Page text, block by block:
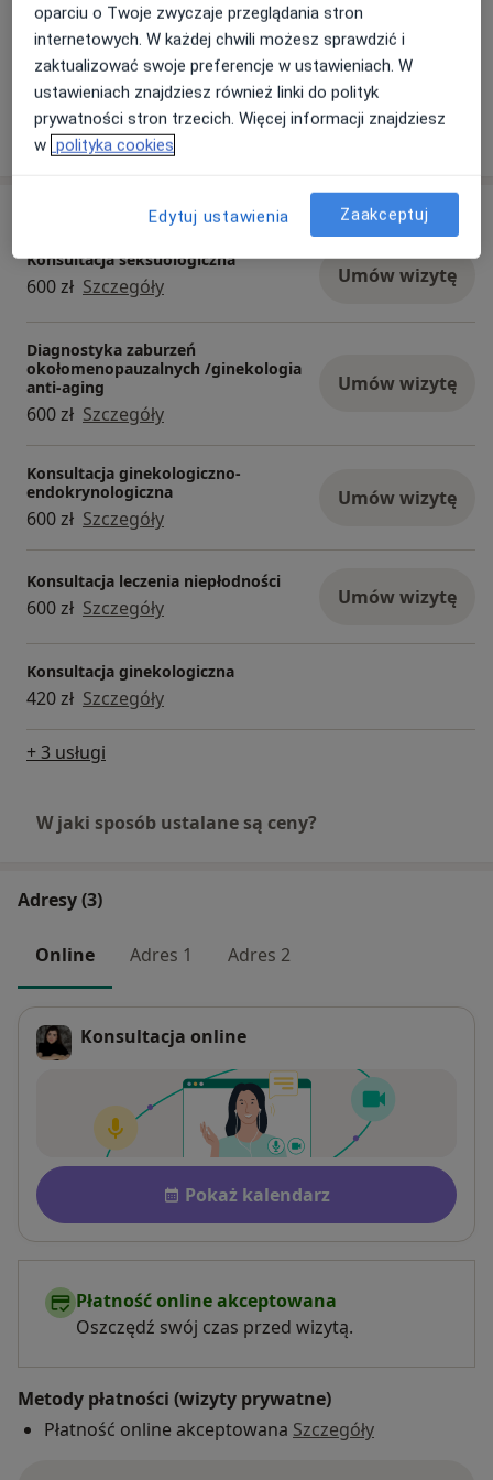
lekarz rodzinny, hematolog, ultrasonografista,
pediatra, ortopeda dziecięcy, endokrynolog,
diabetolog, urolog, androlog, seksuolog i wielu
innych.
31/03/2026
Konsultacja seksuologiczna
600 zł Szczegóły Umów wizytę
Diagnostyka zaburzeń
okołomenopauzalnych /ginekologia
anti-aging
600 zł Szczegóły
Umów wizytę
Konsultacja ginekologiczno-
endokrynologiczna
600 zł Szczegóły
Umów wizytę
Konsultacja leczenia niepłodności
600 zł Szczegóły Umów wizytę
Konsultacja ginekologiczna
420 zł Szczegóły
+ 3 usługi
W jaki sposób ustalane są ceny?
Adresy (3)
Online Adres 1 Adres 2
Konsultacja online
Dostępność
Pokaż kalendarz
Płatność online akceptowana
Oszczędź swój czas przed wizytą.
Metody płatności (wizyty prywatne)
Płatność online akceptowana Szczegóły
oparciu o Twoje zwyczaje przeglądania stron
internetowych. W każdej chwili możesz sprawdzić i
zaktualizować swoje preferencje w ustawieniach. W
ustawieniach znajdziesz również linki do polityk
prywatności stron trzecich. Więcej informacji znajdziesz
w polityka cookies
Edytuj ustawienia Zaakceptuj